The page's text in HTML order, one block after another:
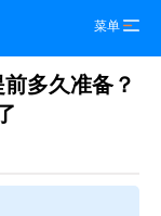
菜单
多久准备？